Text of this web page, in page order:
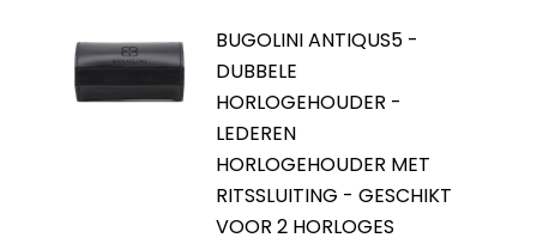
BUGOLINI ANTIQUS5 -
DUBBELE
HORLOGEHOUDER -
LEDEREN
HORLOGEHOUDER MET
RITSSLUITING - GESCHIKT
VOOR 2 HORLOGES